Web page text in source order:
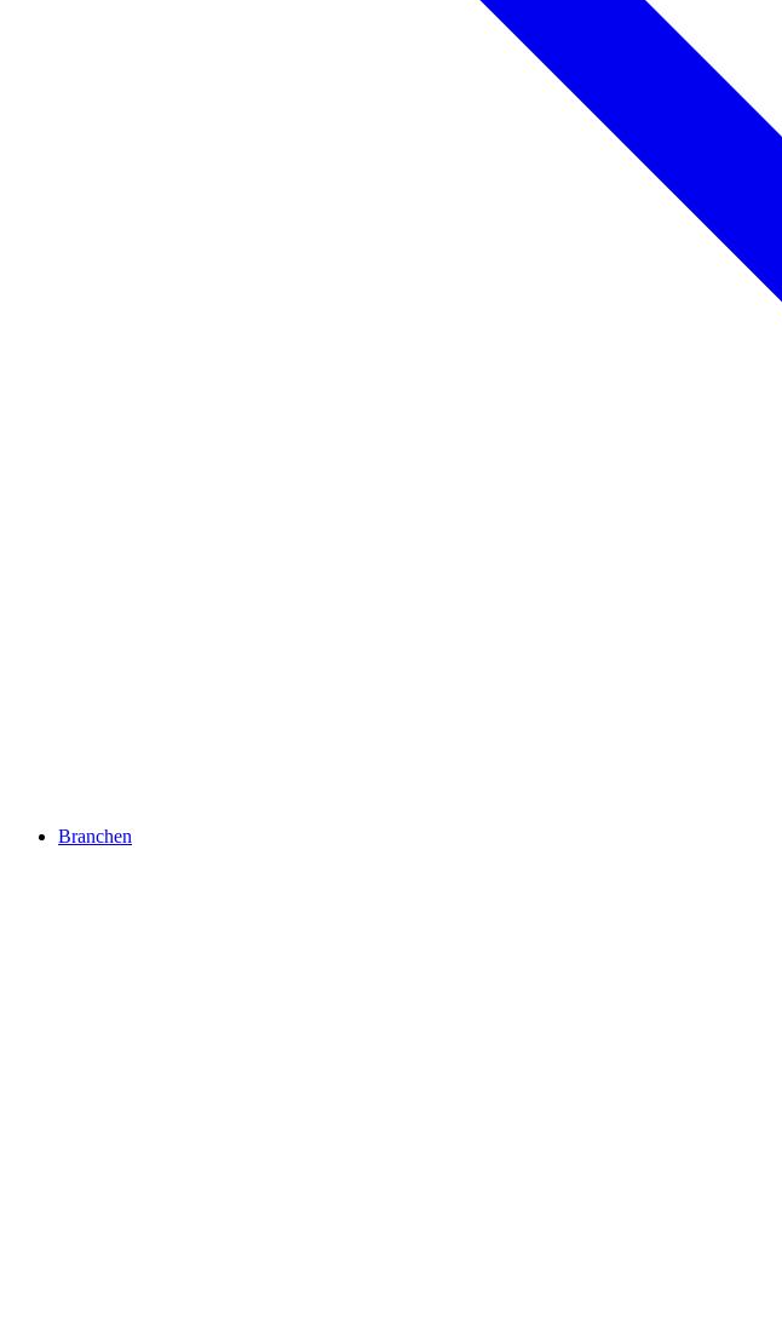
Branchen